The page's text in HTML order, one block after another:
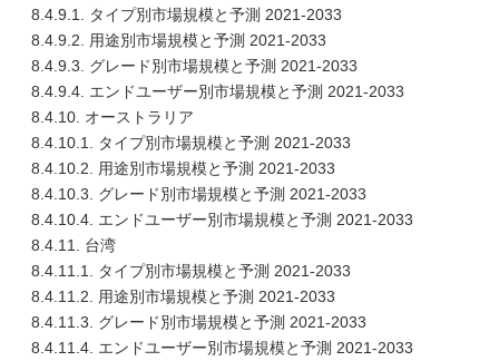
8.4.9.1. タイプ別市場規模と予測 2021-2033
8.4.9.2. 用途別市場規模と予測 2021-2033
8.4.9.3. グレード別市場規模と予測 2021-2033
8.4.9.4. エンドユーザー別市場規模と予測 2021-2033
8.4.10. オーストラリア
8.4.10.1. タイプ別市場規模と予測 2021-2033
8.4.10.2. 用途別市場規模と予測 2021-2033
8.4.10.3. グレード別市場規模と予測 2021-2033
8.4.10.4. エンドユーザー別市場規模と予測 2021-2033
8.4.11. 台湾
8.4.11.1. タイプ別市場規模と予測 2021-2033
8.4.11.2. 用途別市場規模と予測 2021-2033
8.4.11.3. グレード別市場規模と予測 2021-2033
8.4.11.4. エンドユーザー別市場規模と予測 2021-2033